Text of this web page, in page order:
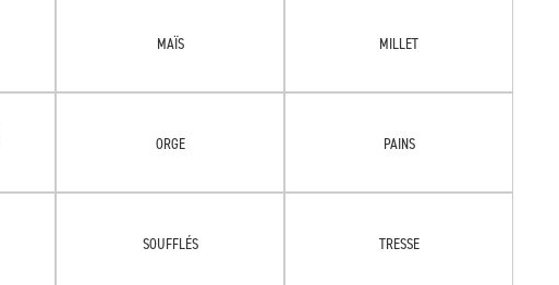
MAÏS MILLET
ORGE PAINS
SOUFFLÉS TRESSE